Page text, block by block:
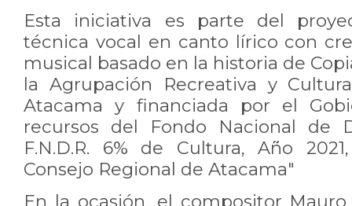
Esta iniciativa es parte del
técnica vocal en canto lírico con
musical basado en la historia de
la Agrupación Recreativa y
Atacama y financiada por el
recursos del Fondo Nacional de
F.N.D.R. 6% de Cultura, Año
Consejo Regional de Atacama"
En la ocasión, el compositor